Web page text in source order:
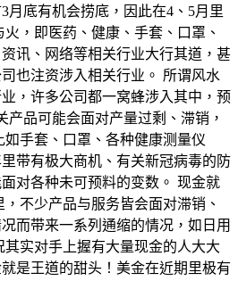
月底有机会捞底，因此在4、5月里
，即医药、健康、手套、口罩、
讯、网络等相关行业大行其道，甚
也注资涉入相关行业。 所谓风水
，许多公司都一窝蜂涉入其中，预
产品可能会面对产量过剩、滞销，
手套、口罩、各种健康测量仪
带有极大商机、有关新冠病毒的防
对各种未可预料的变数。 现金就
不少产品与服务皆会面对滞销、
而带来一系列通缩的情况，如日用
实对手上握有大量现金的人大大
是王道的甜头！美金在近期里极有